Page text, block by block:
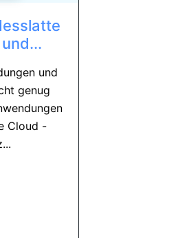
und
genug
Cloud -